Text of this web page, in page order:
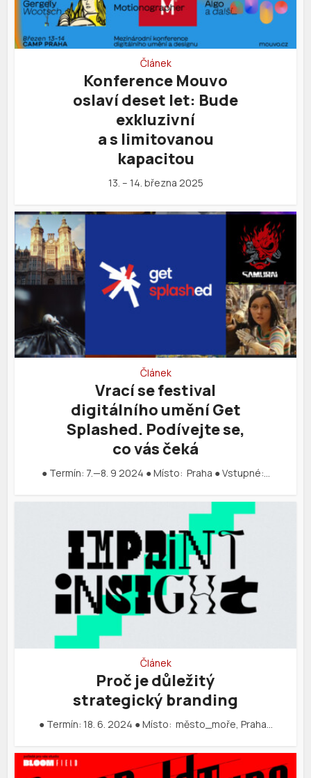
Článek
Konference Mouvo
oslaví deset let: Bude
exkluzivní
a s limitovanou
kapacitou
13. – 14. března 2025
Článek
Vrací se festival
digitálního umění Get
Splashed. Podívejte se,
co vás čeká
● Termín: 7.—8. 9 2024 ● Místo: Praha ● Vstupné:…
Článek
Proč je důležitý
strategický branding
● Termín: 18. 6. 2024 ● Místo: město_moře, Praha…